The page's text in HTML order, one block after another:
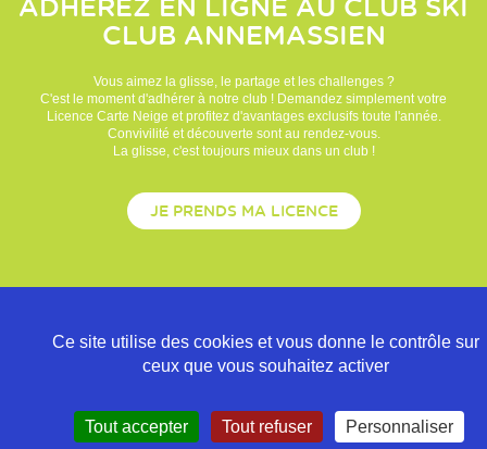
ADHÉREZ EN LIGNE AU CLUB SKI
CLUB ANNEMASSIEN
Vous aimez la glisse, le partage et les challenges ?
C'est le moment d'adhérer à notre club ! Demandez simplement votre
Licence Carte Neige et profitez d'avantages exclusifs toute l'année.
Convivilité et découverte sont au rendez-vous.
La glisse, c'est toujours mieux dans un club !
JE PRENDS MA LICENCE
Ce site utilise des cookies et vous donne le contrôle sur
ceux que vous souhaitez activer
Tout accepter Tout refuser Personnaliser